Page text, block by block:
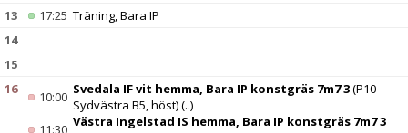
13
17:25 Träning, Bara IP
14
15
16
10:00 Svedala IF vit hemma, Bara IP konstgräs 7m7 3(P10
Sydvästra B5, höst)(..)
11:30 Västra Ingelstad IS hemma, Bara IP konstgräs 7m7 3